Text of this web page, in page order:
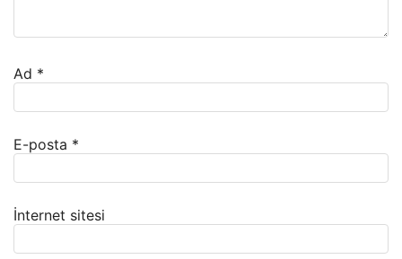
Ad *
E-posta *
İnternet sitesi